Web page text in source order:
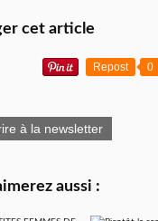
cet article
Repost 0
à la newsletter
aussi :